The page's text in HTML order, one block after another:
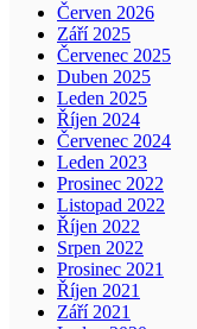
Červen 2026
Září 2025
Červenec 2025
Duben 2025
Leden 2025
Říjen 2024
Červenec 2024
Leden 2023
Prosinec 2022
Listopad 2022
Říjen 2022
Srpen 2022
Prosinec 2021
Říjen 2021
Září 2021